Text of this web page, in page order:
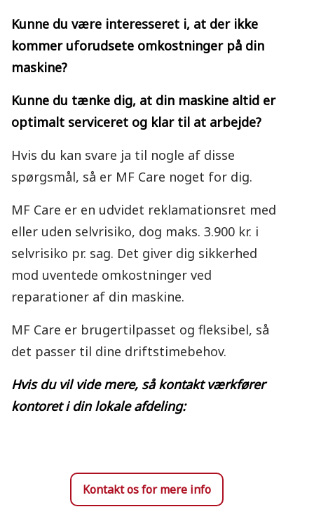
Kunne du være interesseret i, at der ikke
kommer uforudsete omkostninger på din
maskine?
Kunne du tænke dig, at din maskine altid er
optimalt serviceret og klar til at arbejde?
Hvis du kan svare ja til nogle af disse
spørgsmål, så er MF Care noget for dig.
MF Care er en udvidet reklamationsret med
eller uden selvrisiko, dog maks. 3.900 kr. i
selvrisiko pr. sag. Det giver dig sikkerhed
mod uventede omkostninger ved
reparationer af din maskine.
MF Care er brugertilpasset og fleksibel, så
det passer til dine driftstimebehov.
Hvis du vil vide mere, så kontakt værkfører
kontoreti din lokale afdeling:
Kontakt os for mere info